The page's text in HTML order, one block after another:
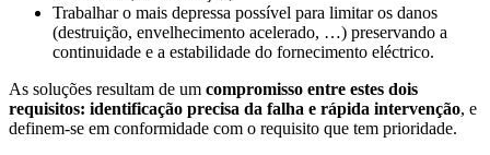
Trabalhar o mais depressa possível para limitar os danos
(destruição, envelhecimento acelerado, …) preservando a
continuidade e a estabilidade do fornecimento eléctrico.
As soluções resultam de um compromisso entre estes dois
requisitos: identificação precisa da falha e rápida intervenção, e
definem-se em conformidade com o requisito que tem prioridade.